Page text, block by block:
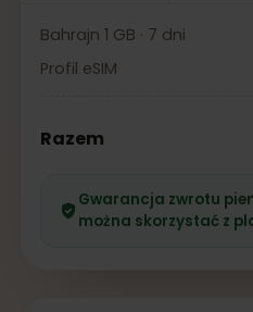
Bahrajn 1 GB · 7 dni
Profil eSIM
Razem
Gwarancja zwrotu
można skorzystać z